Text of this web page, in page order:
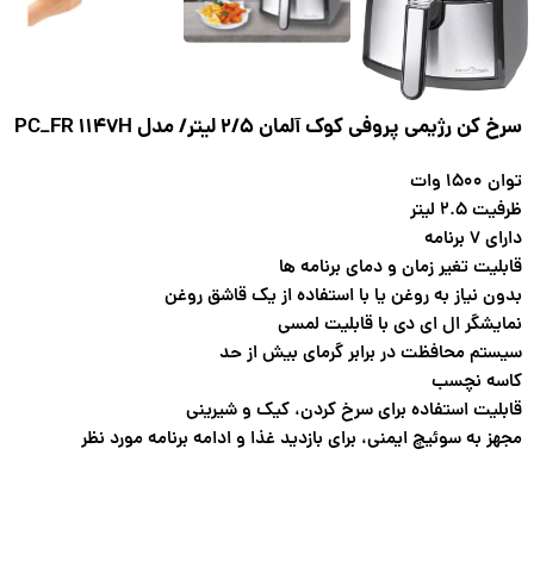
سرخ کن رژیمی پروفی کوک آلمان 2/5 لیتر/ مدل PC_FR 1147H
توان ۱۵۰۰ وات
ظرفیت ۲.۵ لیتر
دارای ۷ برنامه
قابلیت تغیر زمان و دمای برنامه ها
بدون نیاز به روغن یا با استفاده از یک قاشق روغن
نمایشگر ال ای دی با قابلیت لمسی
سیستم محافظت در برابر گرمای بیش از حد
کاسه نچسب
قابلیت استفاده برای سرخ کردن، کیک و شیرینی
مجهز به سوئیچ ایمنی، برای بازدید غذا و ادامه برنامه مورد نظر